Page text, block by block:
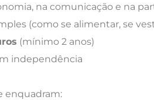
na comunicação e na
(como se alimentar, se
(mínimo 2 anos)
independência
enquadram: